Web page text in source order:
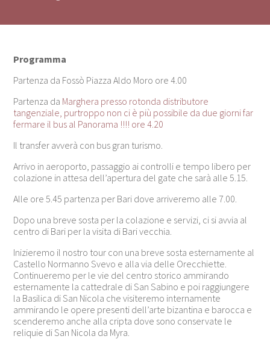
Programma
Partenza da Fossò Piazza Aldo Moro ore 4.00
Partenza da Marghera presso rotonda distributore
tangenziale, purtroppo non ci è più possibile da due giorni far
fermare il bus al Panorama !!!! ore 4.20
Il transfer avverà con bus gran turismo.
Arrivo in aeroporto, passaggio ai controlli e tempo libero per
colazione in attesa dell’apertura del gate che sarà alle 5.15.
Alle ore 5.45 partenza per Bari dove arriveremo alle 7.00.
Dopo una breve sosta per la colazione e servizi, ci si avvia al
centro di Bari per la visita di Bari vecchia.
Inizieremo il nostro tour con una breve sosta esternamente al
Castello Normanno Svevo e alla via delle Orecchiette.
Continueremo per le vie del centro storico ammirando
esternamente la cattedrale di San Sabino e poi raggiungere
la Basilica di San Nicola che visiteremo internamente
ammirando le opere presenti dell’arte bizantina e barocca e
scenderemo anche alla cripta dove sono conservate le
reliquie di San Nicola da Myra.